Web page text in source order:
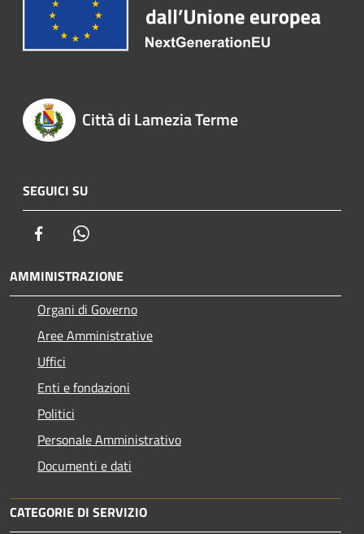
Città di Lamezia Terme
SEGUICI SU
Facebook
AMMINISTRAZIONE
Organi di Governo
Aree Amministrative
Uffici
Enti e fondazioni
Politici
Personale Amministrativo
Documenti e dati
CATEGORIE DI SERVIZIO